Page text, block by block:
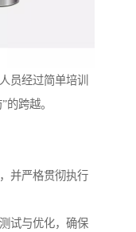
员经过简单培训
的跨越。
并严格贯彻执行
试与优化，确保